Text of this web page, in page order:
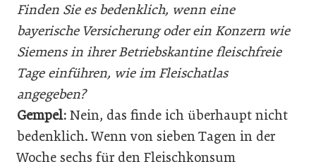
Finden Sie es bedenklich, wenn eine
bayerische Versicherung oder ein Konzern wie
Siemens in ihrer Betriebskantine fleischfreie
Tage einführen, wie im Fleischatlas
angegeben?
Gempel: Nein, das finde ich überhaupt nicht
bedenklich. Wenn von sieben Tagen in der
Woche sechs für den Fleischkonsum